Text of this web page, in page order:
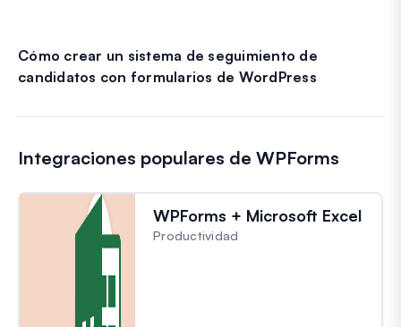
Cómo crear un sistema de seguimiento de
candidatos con formularios de WordPress
Integraciones populares de WPForms
WPForms + Microsoft Excel
Productividad